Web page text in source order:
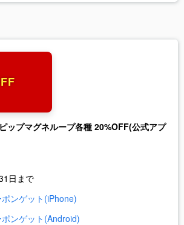
ップマグネループ各種 20%OFF(公式アプ
日まで
ンゲット(iPhone)
ンゲット(Android)